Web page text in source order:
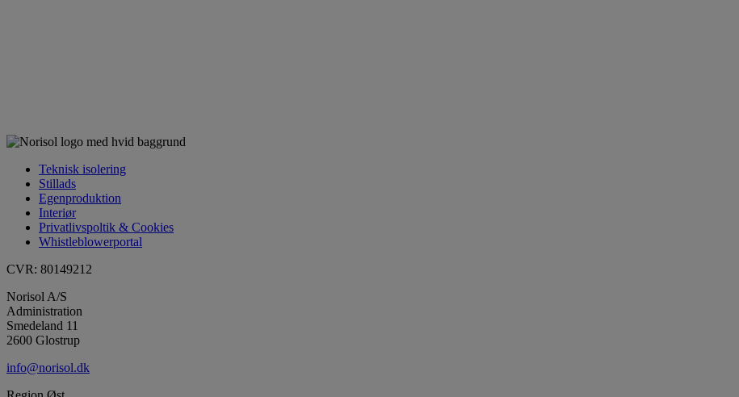
Teknisk isolering
Stillads
Egenproduktion
Interiør
Privatlivspoltik & Cookies
Whistleblowerportal
CVR: 80149212
Norisol A/S
Administration
Smedeland 11
2600 Glostrup
info@norisol.dk